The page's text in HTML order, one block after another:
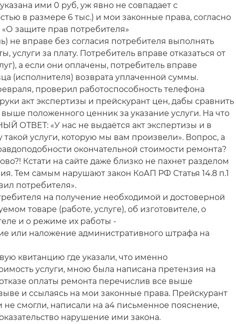
ими 0 руб, уж явно не совпадает с
в размере 6 тыс.) и мои законные права, согласно
«О защите прав потребителя»
не вправе без согласия потребителя выполнять
услуги за плату. Потребитель вправе отказаться от
а если они оплачены, потребитель вправе
(исполнителя) возврата уплаченной суммы.
проверил работоспособность телефона
акт экспертизы и прейскурант цен, дабы сравнить
положенного ценник за указание услуги. На что
ОТВЕТ: «У нас не выдаётся акт экспертизы и в
такой услуги, которую мы вам произвели». Вопрос, а
окончательной стоимости ремонта?
Кстати на сайте даже близко не пахнет разделом
Тем самым нарушают закон КоАП РФ Статья 14.8 п.1
потребителя».
на получение необходимой и достоверной
товаре (работе, услуге), об изготовителе, о
и о режиме их работы -
или наложение административного штрафа на
квитанцию где указали, что именно
услуги, мною была написана претензия на
оплаты ремонта перечислив все выше
и ссылаясь на мои законные права. Прейскурант
не смогли, написали на а4 письменное пояснение,
нарушение ими закона.